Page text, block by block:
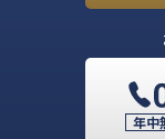
年中